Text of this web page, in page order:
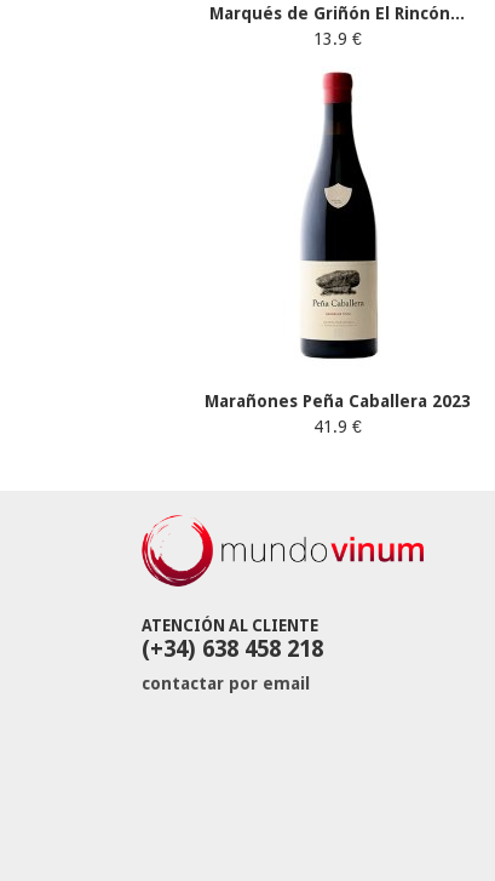
Marqués de Griñón El Rincón...
13.9 €
Marañones Peña Caballera 2023
41.9 €
ATENCIÓN AL CLIENTE
(+34) 638 458 218
contactar por email